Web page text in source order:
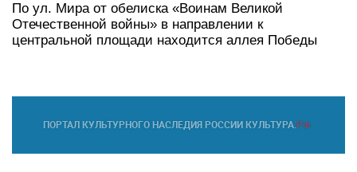
По ул. Мира от обелиска «Воинам Великой
Отечественной войны» в направлении к
центральной площади находится аллея Победы